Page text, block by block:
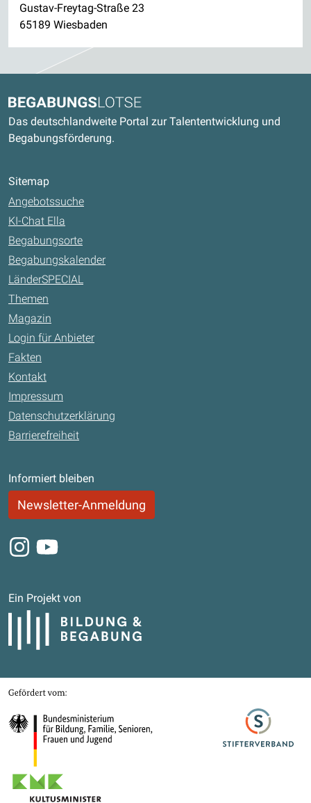
Gustav-Freytag-Straße 23
65189 Wiesbaden
Begabungslotse
Das deutschlandweite Portal zur Talententwicklung und
Begabungsförderung.
Sitemap
Angebotssuche
KI-Chat Ella
Begabungsorte
Begabungskalender
LänderSPECIAL
Themen
Magazin
Login für Anbieter
Fakten
Kontakt
Impressum
Datenschutzerklärung
Barrierefreiheit
Informiert bleiben
Newsletter-Anmeldung
Instagram
Youtube
Ein Projekt von
Bildung und Begabung
Gefördert von
Bundesministerium für Bildung, Familie, Senioren, Frauen und Jugend
Stifterverband
Kultusministerkonferenz